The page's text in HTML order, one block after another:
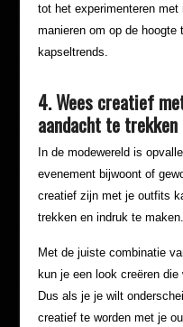
tot het experimenteren
manieren om op de
kapseltrends.
4. Wees creatief
aandacht te trekken
In de modewereld is
evenement bijwoont of
creatief zijn met je outfits
trekken en indruk te maken.
Met de juiste combinatie
kun je een look creëren die
Dus als je je wilt
creatief te worden met je